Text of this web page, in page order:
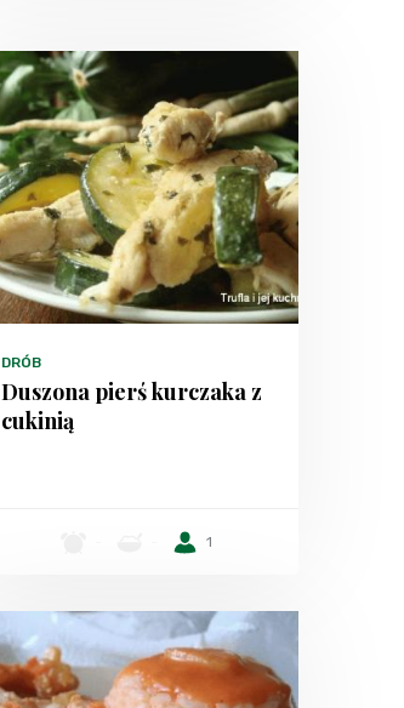
DRÓB
Duszona pierś kurczaka z
cukinią
1